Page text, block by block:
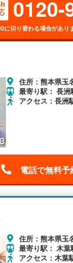
0120-
に切り替わる場合があり
住所：熊本県
最寄り駅： 長
アクセス：長洲
電話で無料予
住所：熊本県玉
最寄り駅： 木
アクセス：木葉